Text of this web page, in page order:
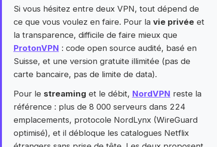
Si vous hésitez entre deux VPN, tout dépend de
ce que vous voulez en faire. Pour la vie privée et
la transparence, difficile de faire mieux que
ProtonVPN : code open source audité, basé en
Suisse, et une version gratuite illimitée (pas de
carte bancaire, pas de limite de data).
Pour le streaming et le débit, NordVPN reste la
référence : plus de 8 000 serveurs dans 224
emplacements, protocole NordLynx (WireGuard
optimisé), et il débloque les catalogues Netflix